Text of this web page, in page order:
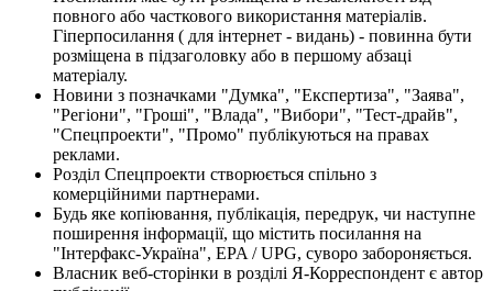
повного або часткового використання матеріалів.
Гіперпосилання ( для інтернет - видань) - повинна бути
розміщена в підзаголовку або в першому абзаці
матеріалу.
Новини з позначками "Думка", "Експертиза", "Заява",
"Регіони", "Гроші", "Влада", "Вибори", "Тест-драйв",
"Спецпроекти", "Промо" публікуються на правах
реклами.
Розділ Спецпроекти створюється спільно з
комерційними партнерами.
Будь яке копіювання, публікація, передрук, чи наступне
поширення інформації, що містить посилання на
"Інтерфакс-Україна", EPA / UPG, суворо забороняється.
Власник веб-сторінки в розділі Я-Корреспондент є автор